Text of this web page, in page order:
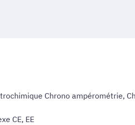
Chrono ampérométrie,
CE, EE